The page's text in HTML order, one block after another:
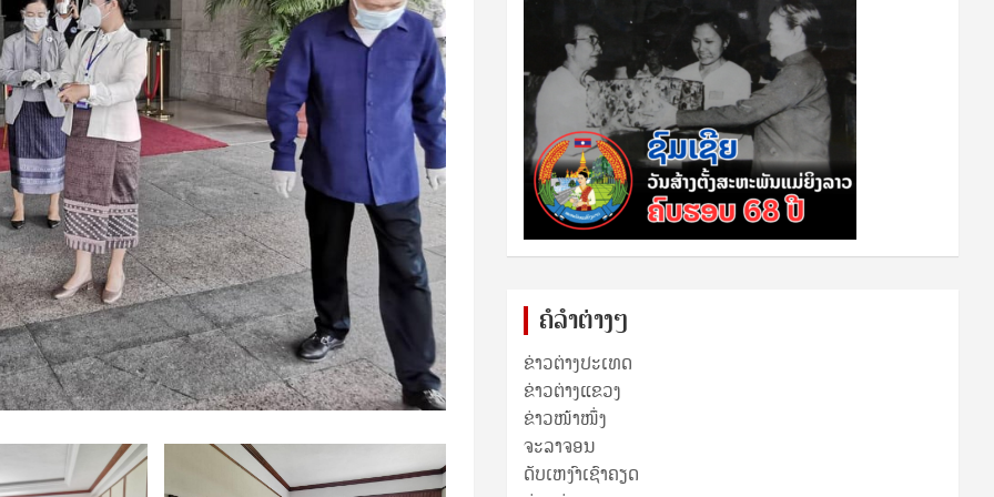
ຄໍລຳຕ່າງໆ
ຂ່າວຕ່າງປະເທດ
ຂ່າວ​ຕ່າງ​ແຂວງ
ຂ່າວໜ້າໜຶ່ງ
ຈະລາຈອນ
ດັບເຫງົາເຊົາຄຽດ